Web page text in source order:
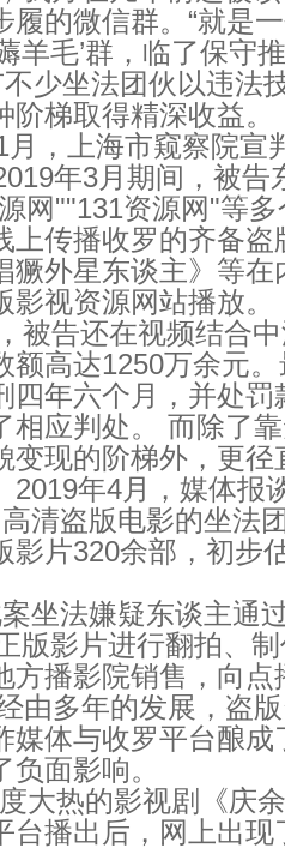
履的微信群。“就是
羊毛’群，临了保守
少坐法团伙以违法
梯取得精深收益。
上海市窥察院宣
年3月期间，被告
网""131资源网"等
上传播收罗的齐备
獗外星东谈主》等
影视资源网站播放。
告还在视频结合中
额高达1250万余元
四年六个月，并处
相应判处。 而除了
变现的阶梯外，更
2019年4月，媒体报
清盗版电影的坐法
影片320余部，初步
法嫌疑东谈主通过
版影片进行翻拍、
方播影院销售，向
由多年的发展，盗
媒体与收罗平台酿
负面影响。
热的影视剧《庆余
台播出后，网上出